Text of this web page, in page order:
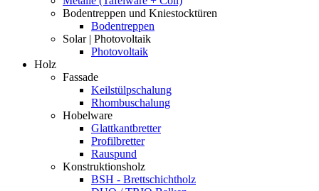
Bodentreppen und Kniestocktüren
Bodentreppen
Solar | Photovoltaik
Photovoltaik
Holz
Fassade
Keilstülpschalung
Rhombuschalung
Hobelware
Glattkantbretter
Profilbretter
Rauspund
Konstruktionsholz
BSH - Brettschichtholz